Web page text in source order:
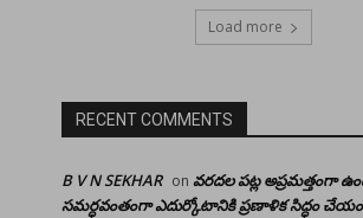
Load more
RECENT COMMENTS
B V N SEKHAR on వరదల పట్ల అప్రమత్తంగా
సమర్ధవంతంగా ఎదుర్కోటానికి ప్రణాళిక సిద్ధం